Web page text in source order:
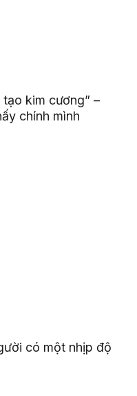
kim cương” –
chính mình
có một nhịp độ